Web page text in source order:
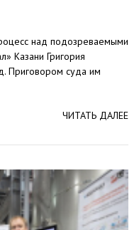
над подозреваемыми
Казани Григория
Приговором суда им
ЧИТАТЬ ДАЛЕЕ